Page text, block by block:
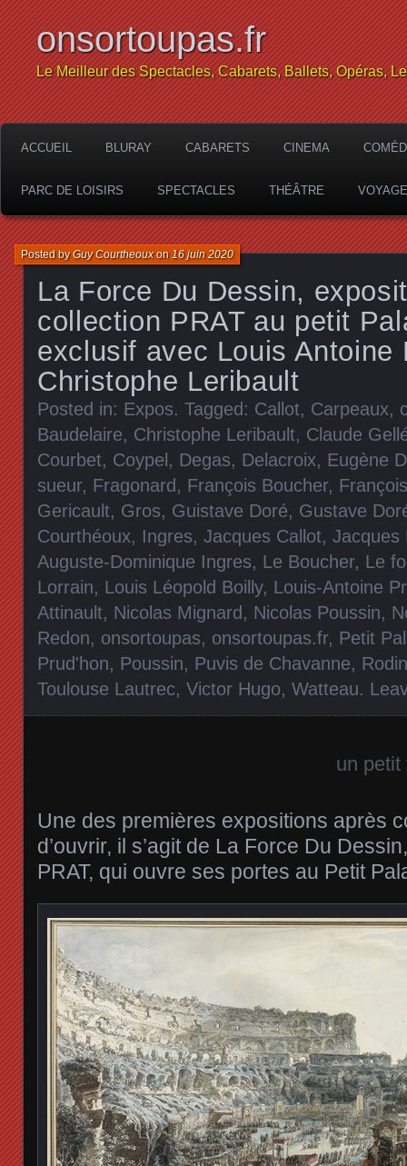
onsortoupas.fr
Le Meilleur des Spectacles, Cabarets, Ballets, Opéras,
ACCUEIL BLURAY CABARETS CINEMA
PARC DE LOISIRS SPECTACLES THÉÂTRE
La Force Du Dessin,
collection PRAT au petit
exclusif avec Louis Antoine
Christophe Leribault
Posted byGuy Courtheouxon16 juin 2020
Posted in: Expos. Tagged: Callot, Carpeaux,
Baudelaire, Christophe Leribault, Claude
Courbet, Coypel , Degas, Delacroix, Eugène
sueur, Fragonard , François Boucher,
Gericault, Gros, Guistave Doré, Gustave
Courthéoux, Ingres, Jacques Callot, Jacques
Auguste-Dominique Ingres, Le Boucher, Le
Lorrain, Louis Léopold Boilly, Louis-Antoine
Attinault, Nicolas Mignard , Nicolas Poussin,
Redon, onsortoupas, onsortoupas.fr, Petit
Prud'hon, Poussin, Puvis de Chavanne, Rodin
Toulouse Lautrec, Victor Hugo, Watteau.
un petit
Une des premières expositions après
d’ouvrir, il s’agit de La Force Du
PRAT, qui ouvre ses portes au Petit